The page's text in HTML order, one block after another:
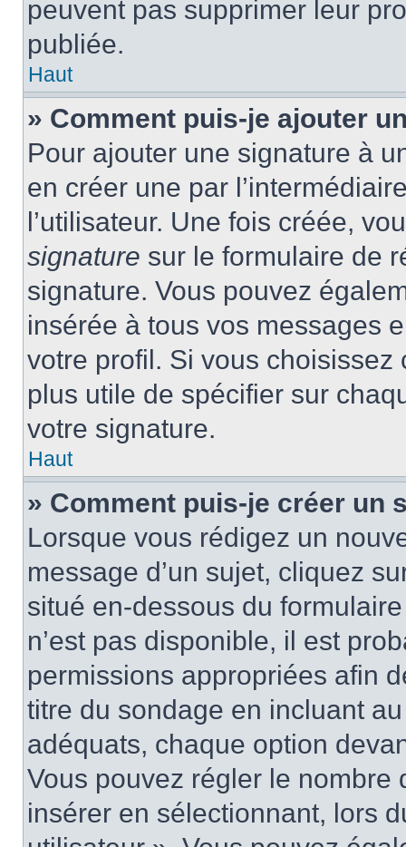
peuvent pas supprimer leur
publiée.
Haut
» Comment puis-je ajouter
Pour ajouter une signature à
en créer une par
l’utilisateur. Une fois créée,
signature sur le formulaire de
signature. Vous pouvez
insérée à tous vos messages
votre profil. Si vous
plus utile de spécifier sur
votre signature.
Haut
» Comment puis-je créer un
Lorsque vous rédigez un
message d’un sujet, cliquez
situé en-dessous du
n’est pas disponible, il est
permissions appropriées afin
titre du sondage en incluant
adéquats, chaque option
Vous pouvez régler le nombre
insérer en sélectionnant, lors